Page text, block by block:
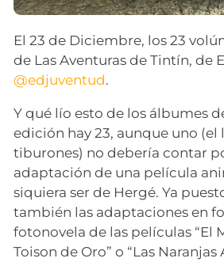
El 23 de Diciembre, los 23
de Las Aventuras de Tintín, de
@edjuventud.
Y qué lío esto de los álbumes
edición hay 23, aunque uno (el
tiburones) no debería contar
adaptación de una película
siquiera ser de Hergé. Ya
también las adaptaciones en
fotonovela de las películas “El
Toison de Oro” o “Las Naranjas